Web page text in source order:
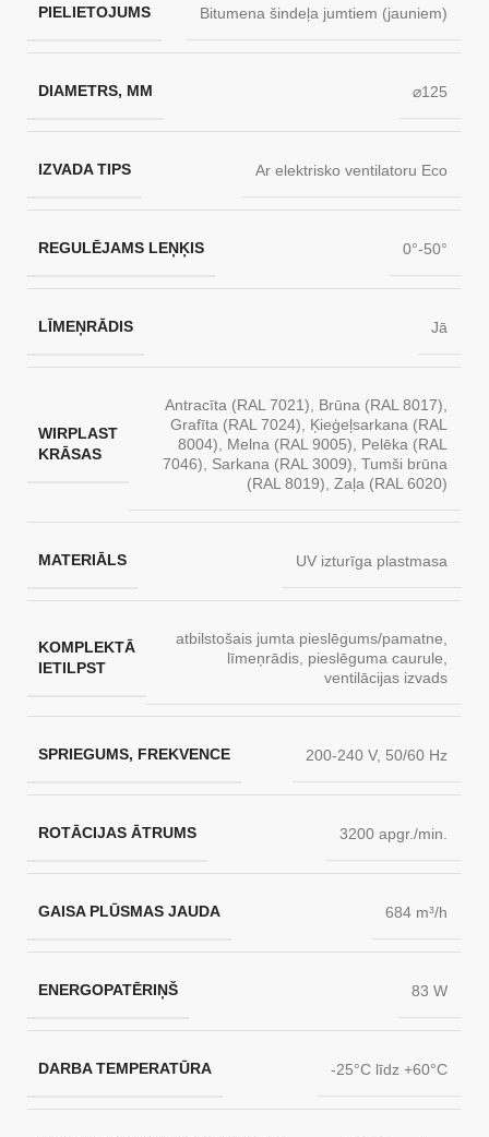
PIELIETOJUMS Bitumena šindeļa jumtiem (jauniem)
DIAMETRS, MM ⌀125
IZVADA TIPS Ar elektrisko ventilatoru Eco
REGULĒJAMS LEŅĶIS 0°-50°
LĪMEŅRĀDIS Jā
WIRPLAST
KRĀSAS
Antracīta (RAL 7021), Brūna (RAL 8017),
Grafīta (RAL 7024), Ķieģeļsarkana (RAL
8004), Melna (RAL 9005), Pelēka (RAL
7046), Sarkana (RAL 3009), Tumši brūna
(RAL 8019), Zaļa (RAL 6020)
MATERIĀLS UV izturīga plastmasa
KOMPLEKTĀ
IETILPST
atbilstošais jumta pieslēgums/pamatne,
līmeņrādis, pieslēguma caurule,
ventilācijas izvads
SPRIEGUMS, FREKVENCE 200-240 V, 50/60 Hz
ROTĀCIJAS ĀTRUMS 3200 apgr./min.
GAISA PLŪSMAS JAUDA 684 m³/h
ENERGOPATĒRIŅŠ 83 W
DARBA TEMPERATŪRA -25°C līdz +60°C